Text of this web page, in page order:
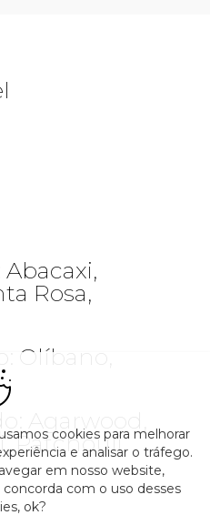
Abacaxi,
Rosa,
Olíbano,
Agarwood,
Patchouli,
cookies para melhorar
e analisar o tráfego.
em nosso website,
com o uso desses
ok?